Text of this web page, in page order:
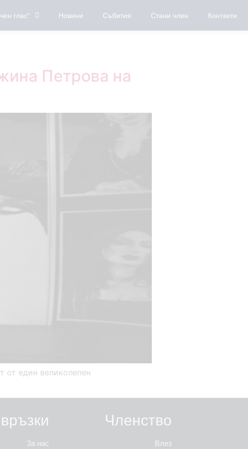
глас“ Новини Събития Стани член Контакти
Петрова на
от един великолепен
За нас
Членство
Влез